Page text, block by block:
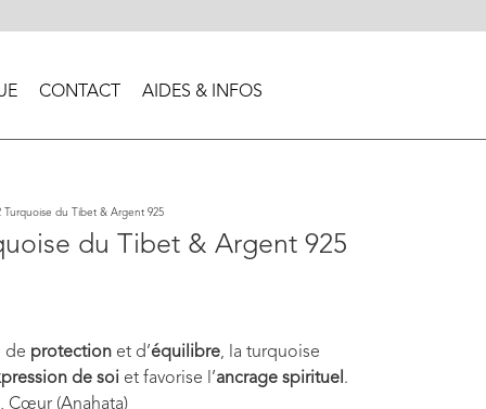
CONTACT AIDES & INFOS
du Tibet & Argent 925
du Tibet & Argent 925
de protection et d’équilibre, la turquoise
de soi et favorise l’ancrage spirituel.
Cœur (Anahata)